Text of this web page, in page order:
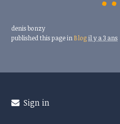
denis bonzy
published this page inBlog il y a 3 ans
Sign in